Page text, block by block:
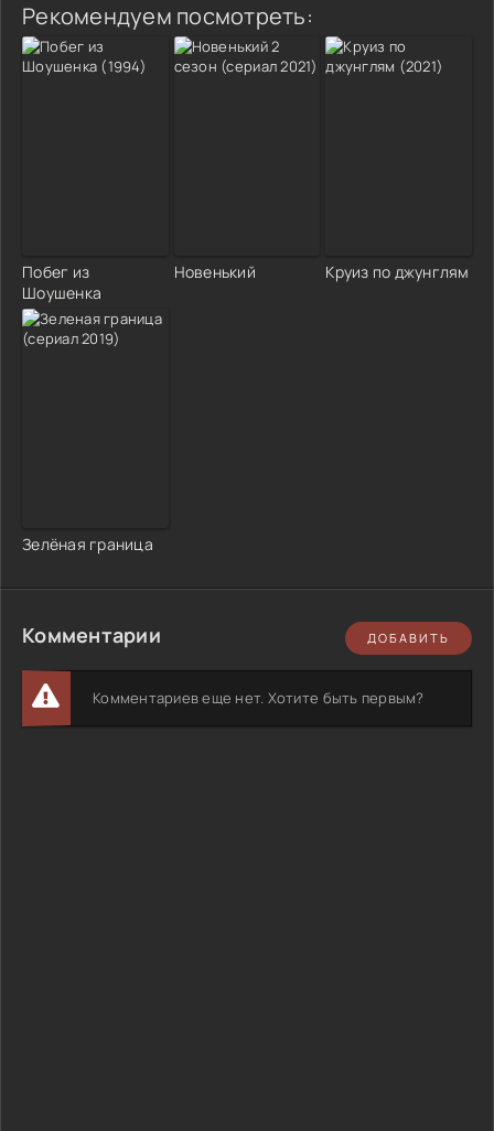
Рекомендуем посмотреть:
Побег из
Шоушенка
Новенький Круиз по джунглям
Зелёная граница
Комментарии ДОБАВИТЬ
Комментариев еще нет. Хотите быть первым?